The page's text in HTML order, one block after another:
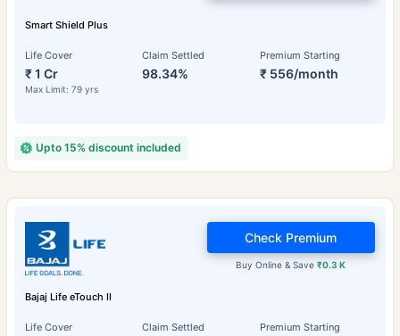
Smart Shield Plus
Life Cover
₹ 1 Cr
Max Limit: 79 yrs
Claim Settled
98.34%
Premium Starting
₹ 556/month
Upto 15% discount included
Bajaj Life eTouch II
Life Cover Claim Settled Premium Starting
Buy Online & Save₹0.3 K
Check Premium